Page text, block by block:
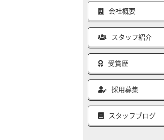
会社概要
スタッフ紹介
受賞歴
採用募集
スタッフブログ